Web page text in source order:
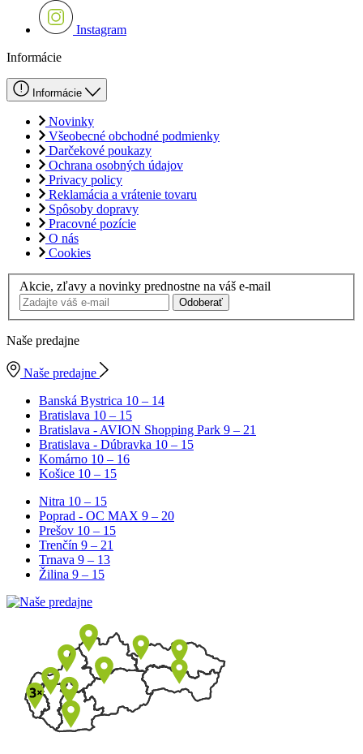
Instagram
Informácie
Informácie
Novinky
Všeobecné obchodné podmienky
Darčekové poukazy
Ochrana osobných údajov
Privacy policy
Reklamácia a vrátenie tovaru
Spôsoby dopravy
Pracovné pozície
O nás
Cookies
Akcie, zľavy a novinky prednostne na váš e-mail
Odoberať
Naše predajne
Naše predajne
Banská Bystrica 10 – 14
Bratislava 10 – 15
Bratislava - AVION Shopping Park 9 – 21
Bratislava - Dúbravka 10 – 15
Komárno 10 – 16
Košice 10 – 15
Nitra 10 – 15
Poprad - OC MAX 9 – 20
Prešov 10 – 15
Trenčín 9 – 21
Trnava 9 – 13
Žilina 9 – 15